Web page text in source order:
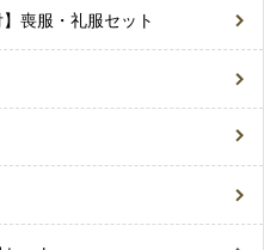
喪服・礼服セット